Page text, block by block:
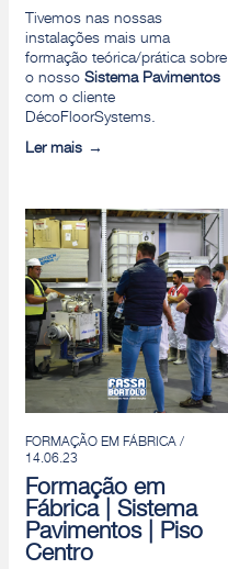
Tivemos nas nossas
instalações mais uma
formação teórica/prática sobre
o nosso Sistema Pavimentos
com o cliente
DécoFloorSystems.
Ler mais
FORMAÇÃO EM FÁBRICA /
14.06.23
Formação em
Fábrica | Sistema
Pavimentos | Piso
Centro